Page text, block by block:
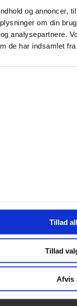
og annoncer,
om din
analysepartnere.
de har indsamlet
Tillad
Tillad
Afvis
Ballum ApS